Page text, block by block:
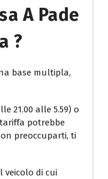
A Pade
?
base multipla,
21.00 alle 5.59) o
potrebbe
preoccuparti, ti
veicolo di cui